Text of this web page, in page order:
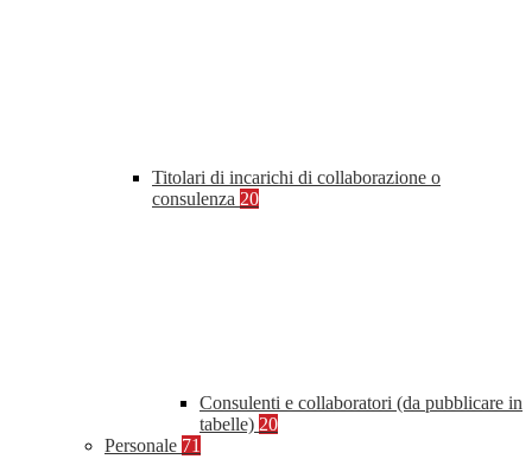
Titolari di incarichi di collaborazione o
consulenza 20
Consulenti e collaboratori (da pubblicare in
tabelle) 20
Personale 71